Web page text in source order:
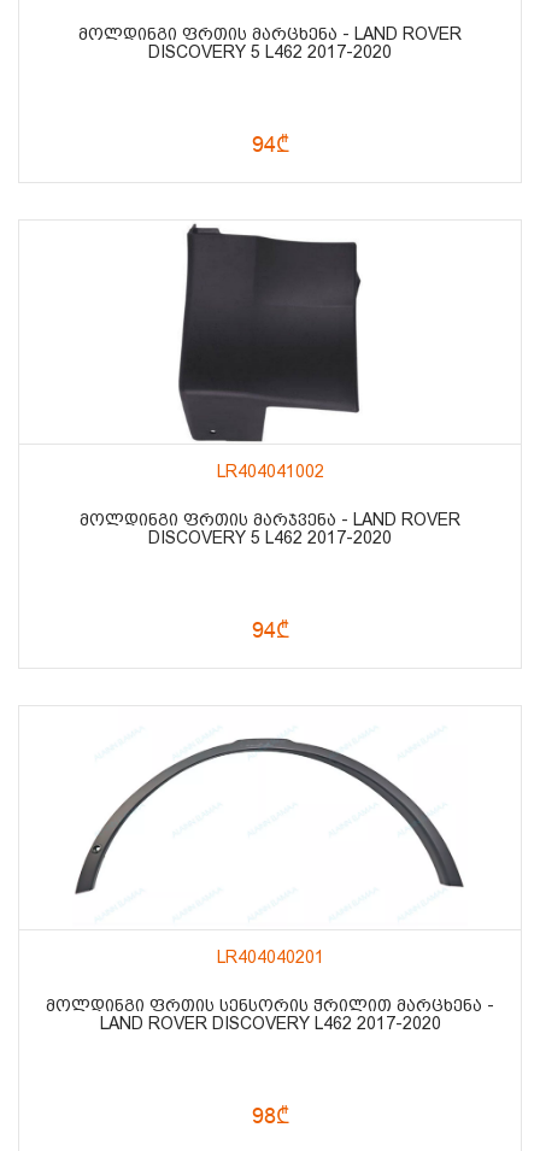
ᲛᲝᲚᲓᲘᲜᲒᲘ ᲤᲠᲗᲘᲡ ᲛᲐᲠᲪᲮᲔᲜᲐ - LAND ROVER
DISCOVERY 5 L462 2017-2020
94₾
LR404041002
ᲛᲝᲚᲓᲘᲜᲒᲘ ᲤᲠᲗᲘᲡ ᲛᲐᲠᲯᲕᲔᲜᲐ - LAND ROVER
DISCOVERY 5 L462 2017-2020
94₾
LR404040201
ᲛᲝᲚᲓᲘᲜᲒᲘ ᲤᲠᲗᲘᲡ ᲡᲔᲜᲡᲝᲠᲘᲡ ᲭᲠᲘᲚᲘᲗ ᲛᲐᲠᲪᲮᲔᲜᲐ -
LAND ROVER DISCOVERY L462 2017-2020
98₾